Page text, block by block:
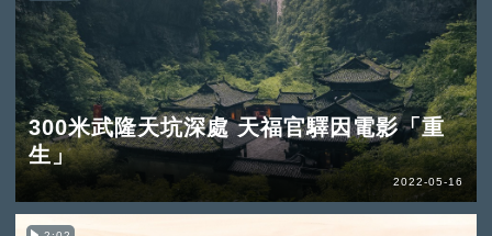
300米武隆天坑深處 天福官驛因電影「重
生」
2022-05-16